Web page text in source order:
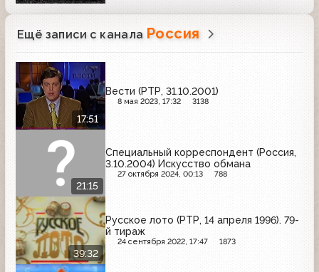
Ещё записи с канала Россия
17:51
Вести (РТР, 31.10.2001)
8 мая 2023, 17:32 3138
21:15
Специальный корреспондент (Россия,
3.10.2004) Искусство обмана
27 октября 2024, 00:13 788
39:32
Русское лото (РТР, 14 апреля 1996). 79-
й тираж
24 сентября 2022, 17:47 1873